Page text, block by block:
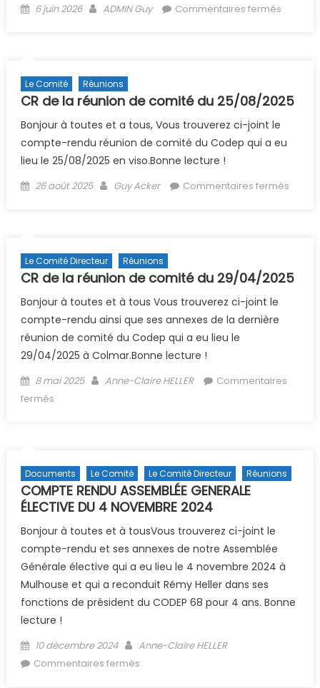
Posted on
6 juin 2026 Author
ADMIN Guy Commentaires fermés
Le Comité Réunions
CR de la réunion de comité du 25/08/2025
Bonjour à toutes et a tous, Vous trouverez ci-joint le
compte-rendu réunion de comité du Codep qui a eu
lieu le 25/08/2025 en viso.Bonne lecture !
Posted on
26 août 2025 Author
Guy Acker Commentaires fermés
Le Comité Directeur Réunions
CR de la réunion de comité du 29/04/2025
Bonjour à toutes et à tous Vous trouverez ci-joint le
compte-rendu ainsi que ses annexes de la dernière
réunion de comité du Codep qui a eu lieu le
29/04/2025 à Colmar.Bonne lecture !
Posted on
8 mai 2025 Author
Anne-Claire HELLER
Commentaires
fermés
Documents Le Comité Le Comité Directeur Réunions
COMPTE RENDU ASSEMBLÉE GENERALE
ÉLECTIVE DU 4 NOVEMBRE 2024
Bonjour à toutes et à tousVous trouverez ci-joint le
compte-rendu et ses annexes de notre Assemblée
Générale élective qui a eu lieu le 4 novembre 2024 à
Mulhouse et qui a reconduit Rémy Heller dans ses
fonctions de président du CODEP 68 pour 4 ans. Bonne
lecture !
Posted on
10 décembre 2024 Author
Anne-Claire HELLER
Commentaires fermés